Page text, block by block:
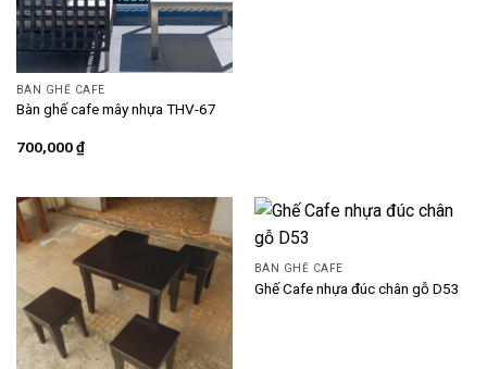
BÀN GHẾ CAFE
Bàn ghế cafe mây nhựa THV-67
700,000₫
BÀN GHẾ CAFE
Ghế Cafe nhựa đúc chân gỗ D53